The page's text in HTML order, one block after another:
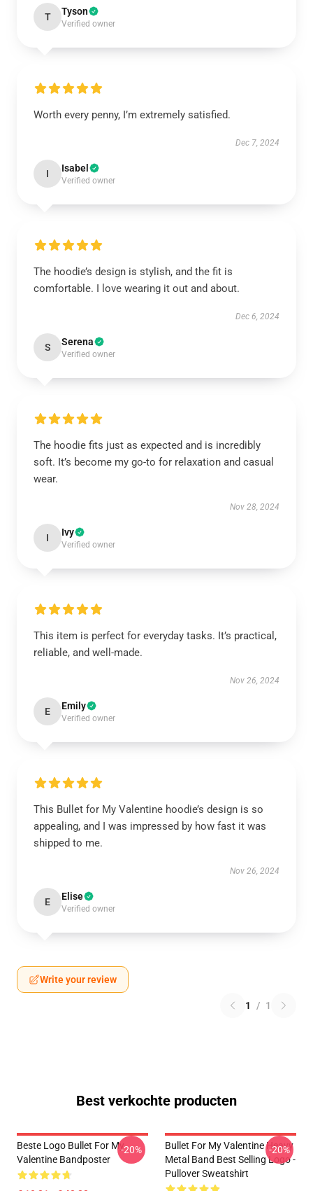
T Tyson
Verified owner
Worth every penny, I’m extremely satisfied.
Dec 7, 2024
I Isabel
Verified owner
The hoodie’s design is stylish, and the fit is
comfortable. I love wearing it out and about.
Dec 6, 2024
S Serena
Verified owner
The hoodie fits just as expected and is incredibly
soft. It’s become my go-to for relaxation and casual
wear.
Nov 28, 2024
I Ivy
Verified owner
This item is perfect for everyday tasks. It’s practical,
reliable, and well-made.
Nov 26, 2024
E Emily
Verified owner
This Bullet for My Valentine hoodie’s design is so
appealing, and I was impressed by how fast it was
shipped to me.
Nov 26, 2024
E Elise
Verified owner
Write your review
1 / 1
Best verkochte producten
Beste Logo Bullet For My
Valentine Bandposter
-20%
Bullet For My Valentine Heavy
Metal Band Best Selling Logo -
Pullover Sweatshirt
-20%